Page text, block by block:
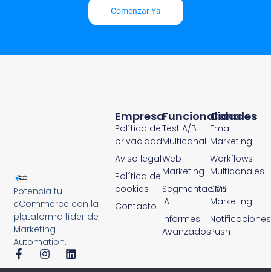
Comenzar Ya
Potencia tu
eCommerce con la
plataforma líder de
Marketing
Automation.
Canales
Email
Marketing
Workflows
Multicanales
SMS
Marketing
Notificaciones
Push
Funcionalidades
Test A/B
Multicanal
Web
Marketing
Segmentación
IA
Informes
Avanzados
Empresa
Política de
privacidad
Aviso legal
Política de
cookies
Contacto